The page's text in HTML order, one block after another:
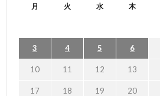
月 火 水 木
3 4 5 6
10 11 12 13
17 18 19 20